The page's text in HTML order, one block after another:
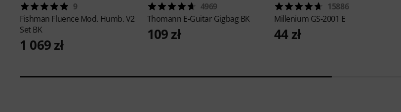
9
Fishman Fluence Mod. Humb. V2
Set BK
1 069 zł
4969
Thomann E-Guitar Gigbag BK
109 zł
15886
Millenium GS-2001 E
44 zł